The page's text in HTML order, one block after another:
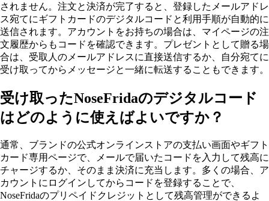
されません。注文と決済が完了すると、登録したメールアドレ
ス宛てにギフトカードのデジタルコードと利用手順が自動的に
送信されます。アカウントをお持ちの場合は、マイページの注
文履歴からもコードを確認できます。プレゼントとして贈る場
合は、受取人のメールアドレスに直接送信するか、自分宛てに
受け取ってからメッセージと一緒に転送することもできます。
受け取ったNoseFridaのデジタルコード
はどのように使えばよいですか？
通常、ブランドの公式オンラインストアの支払い画面やギフト
カード専用ページで、メールで届いたコードを入力して残高に
チャージするか、そのまま決済に充当します。多くの場合、ア
カウントにログインしてからコードを登録することで、
NoseFridaのプリペイドクレジットとして残高管理ができるよ